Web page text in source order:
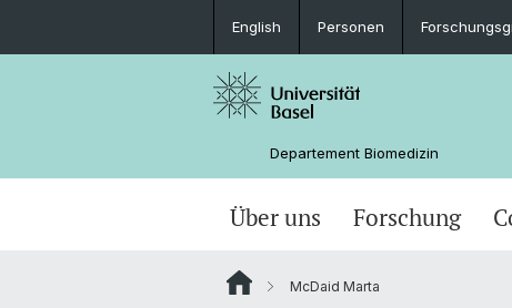
English Personen
Departement Biomedizin
Über uns Forschung
McDaid Marta